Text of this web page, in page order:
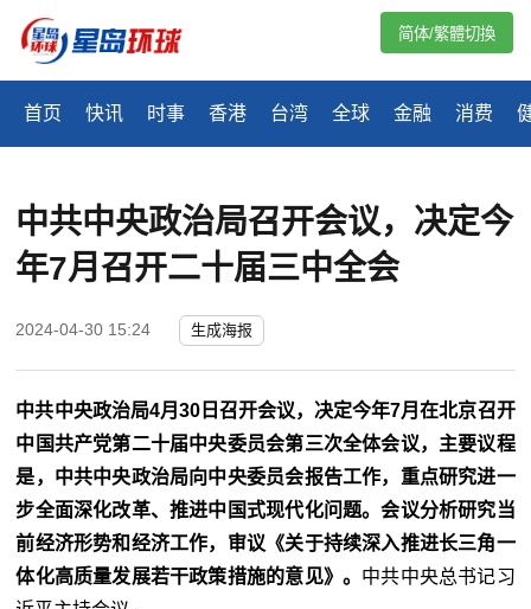
首页 快讯 时事 香港 台湾 全球 金融 消费
简体/繁體切換
中共中央政治局召开会议，决定今
年7月召开二十届三中全会
2024-04-30 15:24 生成海报
中共中央政治局4月30日召开会议，决定今年7月在北京召开
中国共产党第二十届中央委员会第三次全体会议，主要议程
是，中共中央政治局向中央委员会报告工作，重点研究进一
步全面深化改革、推进中国式现代化问题。会议分析研究当
前经济形势和经济工作，审议《关于持续深入推进长三角一
体化高质量发展若干政策措施的意见》。 中共中央总书记习